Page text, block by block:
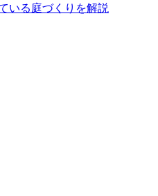
保つための簡単なコツに
ックススペース」へ変え
が高いため、大型犬が走
いる庭づくりを解説